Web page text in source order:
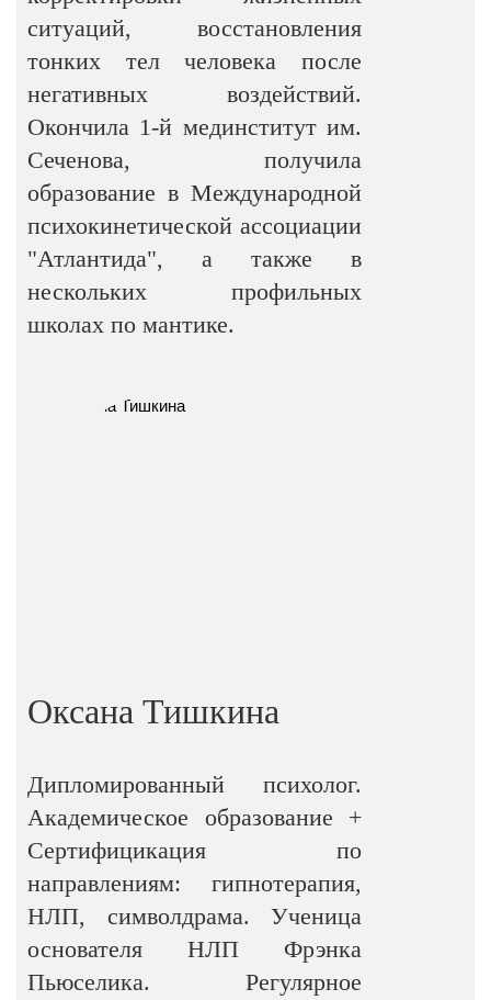
ситуаций, восстановления
тонких тел человека после
негативных воздействий.
Окончила 1-й мединститут им.
Сеченова, получила
образование в Международной
психокинетической ассоциации
"Атлантида", а также в
нескольких профильных
школах по мантике.
Оксана Тишкина
Дипломированный психолог.
Академическое образование +
Сертифицикация по
направлениям: гипнотерапия,
НЛП, символдрама. Ученица
основателя НЛП Фрэнка
Пьюселика. Регулярное